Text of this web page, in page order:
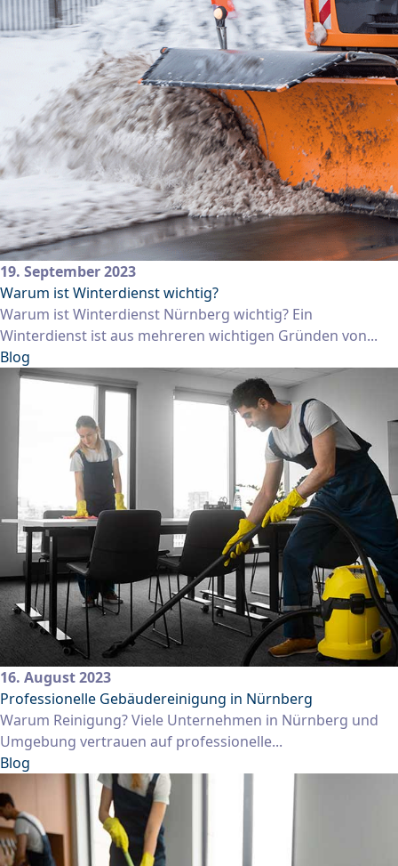
19. September 2023
Warum ist Winterdienst wichtig?
Warum ist Winterdienst Nürnberg wichtig? Ein
Winterdienst ist aus mehreren wichtigen Gründen von...
Blog
16. August 2023
Professionelle Gebäudereinigung in Nürnberg
Warum Reinigung? Viele Unternehmen in Nürnberg und
Umgebung vertrauen auf professionelle...
Blog